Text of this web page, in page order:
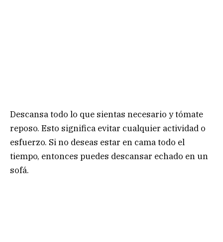
Descansa todo lo que sientas necesario y tómate
reposo. Esto significa evitar cualquier actividad o
esfuerzo. Si no deseas estar en cama todo el
tiempo, entonces puedes descansar echado en un
sofá.